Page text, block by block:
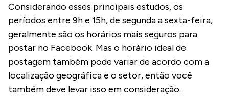
Considerando esses principais estudos, os
períodos entre 9h e 15h, de segunda a sexta-feira,
geralmente são os horários mais seguros para
postar no Facebook. Mas o horário ideal de
postagem também pode variar de acordo com a
localização geográfica e o setor, então você
também deve levar isso em consideração.